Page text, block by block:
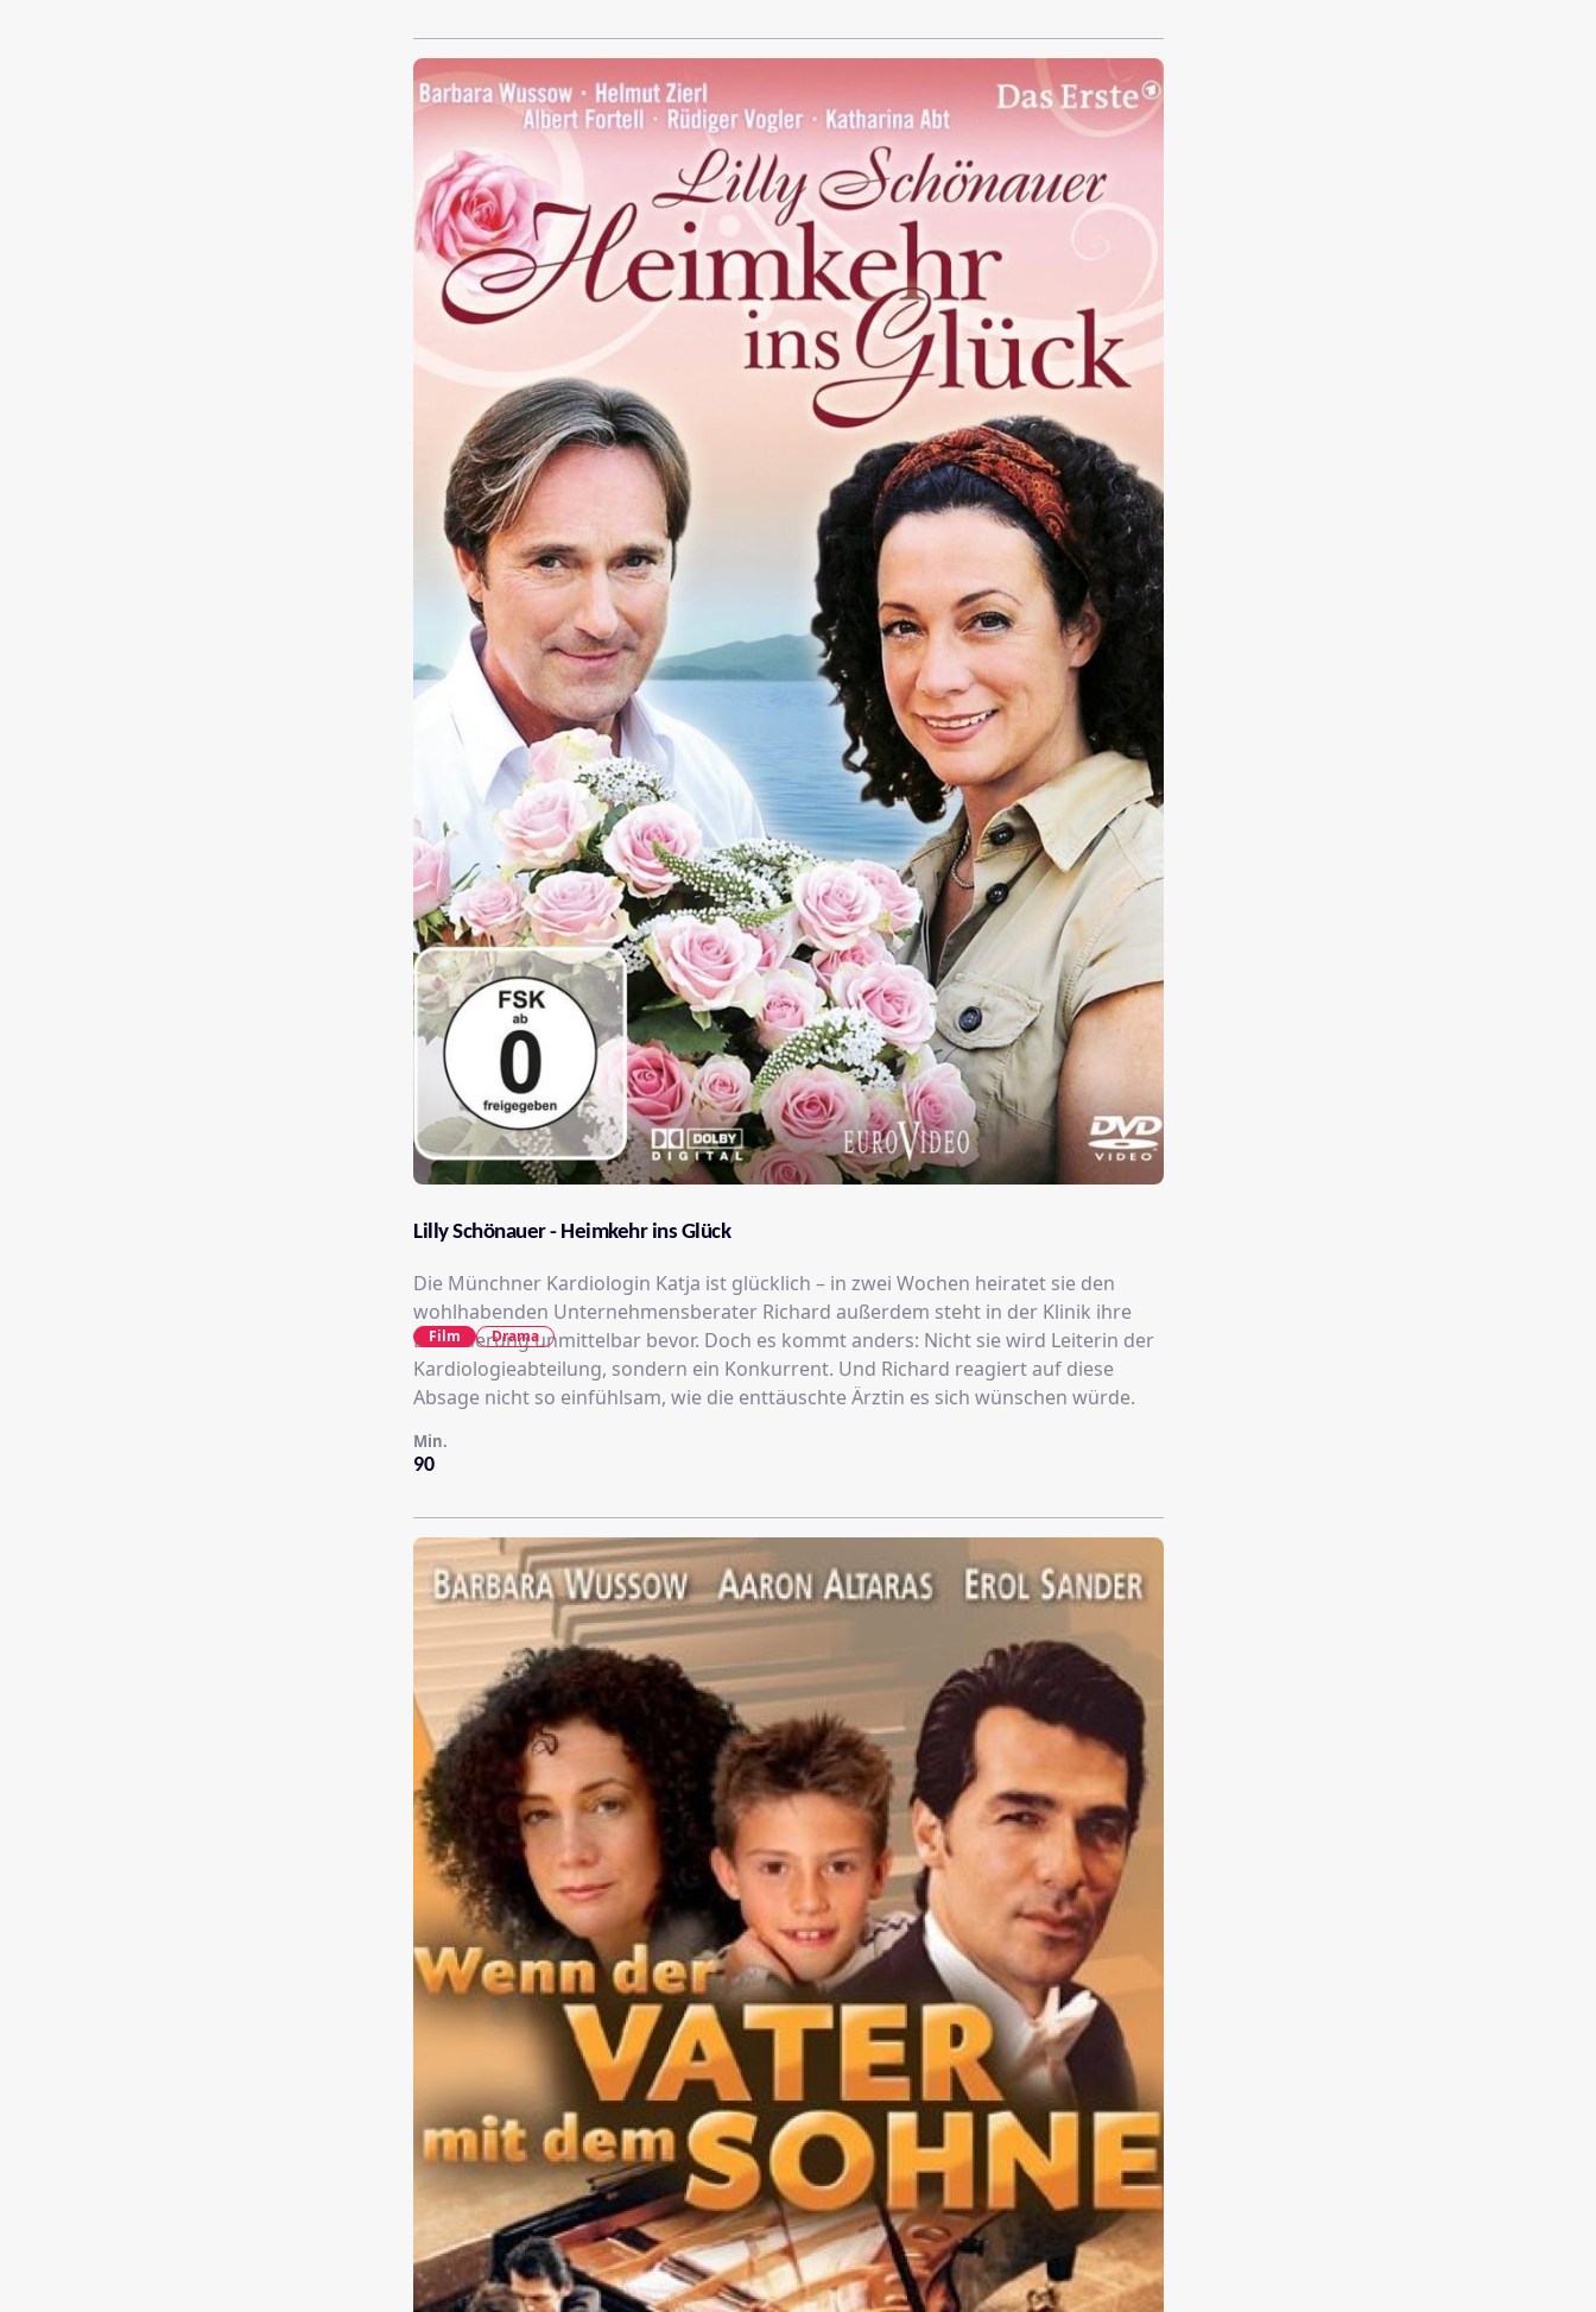
Lilly Schönauer - Heimkehr ins Glück
Die Münchner Kardiologin Katja ist glücklich – in zwei Wochen heiratet sie den
wohlhabenden Unternehmensberater Richard außerdem steht in der Klinik ihre
Beförderung unmittelbar bevor. Doch es kommt anders: Nicht sie wird Leiterin der
Kardiologieabteilung, sondern ein Konkurrent. Und Richard reagiert auf diese
Absage nicht so einfühlsam, wie die enttäuschte Ärztin es sich wünschen würde.
90
Min.
Film Drama